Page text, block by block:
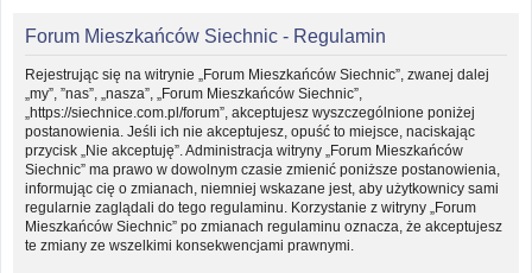
Forum Mieszkańców Siechnic - Regulamin
Rejestrując się na witrynie „Forum Mieszkańców Siechnic”, zwanej dalej
„my”, ”nas”, „nasza”, „Forum Mieszkańców Siechnic”,
„https://siechnice.com.pl/forum”, akceptujesz wyszczególnione poniżej
postanowienia. Jeśli ich nie akceptujesz, opuść to miejsce, naciskając
przycisk „Nie akceptuję”. Administracja witryny „Forum Mieszkańców
Siechnic” ma prawo w dowolnym czasie zmienić poniższe postanowienia,
informując cię o zmianach, niemniej wskazane jest, aby użytkownicy sami
regularnie zaglądali do tego regulaminu. Korzystanie z witryny „Forum
Mieszkańców Siechnic” po zmianach regulaminu oznacza, że akceptujesz
te zmiany ze wszelkimi konsekwencjami prawnymi.